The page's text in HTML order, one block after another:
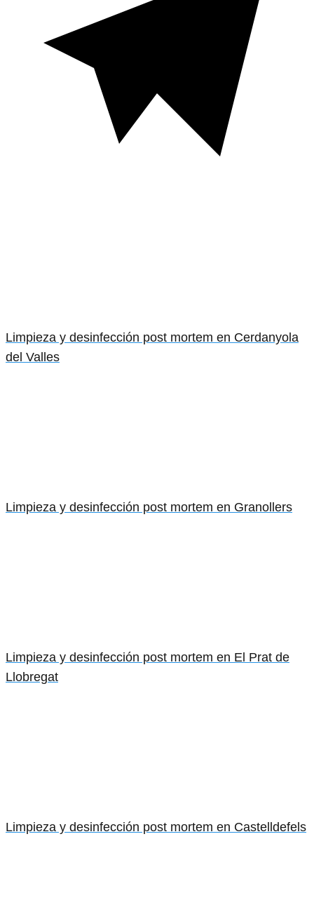
Limpieza y desinfección post mortem en Cerdanyola
del Valles
Limpieza y desinfección post mortem en Granollers
Limpieza y desinfección post mortem en El Prat de
Llobregat
Limpieza y desinfección post mortem en Castelldefels